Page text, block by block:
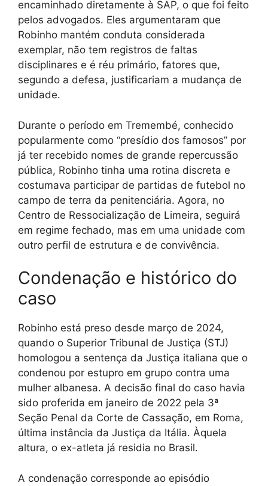
encaminhado diretamente à SAP, o que foi feito
pelos advogados. Eles argumentaram que
Robinho mantém conduta considerada
exemplar, não tem registros de faltas
disciplinares e é réu primário, fatores que,
segundo a defesa, justificariam a mudança de
unidade.
Durante o período em Tremembé, conhecido
popularmente como “presídio dos famosos” por
já ter recebido nomes de grande repercussão
pública, Robinho tinha uma rotina discreta e
costumava participar de partidas de futebol no
campo de terra da penitenciária. Agora, no
Centro de Ressocialização de Limeira, seguirá
em regime fechado, mas em uma unidade com
outro perfil de estrutura e de convivência.
Condenação e histórico do
caso
Robinho está preso desde março de 2024,
quando o Superior Tribunal de Justiça (STJ)
homologou a sentença da Justiça italiana que o
condenou por estupro em grupo contra uma
mulher albanesa. A decisão final do caso havia
sido proferida em janeiro de 2022 pela 3ª
Seção Penal da Corte de Cassação, em Roma,
última instância da Justiça da Itália. Àquela
altura, o ex-atleta já residia no Brasil.
A condenação corresponde ao episódio